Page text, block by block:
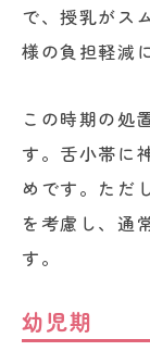
で、授乳がス
様の負担軽減
この時期の処
す。舌小帯に
めです。ただ
を考慮し、通
す。
幼児期